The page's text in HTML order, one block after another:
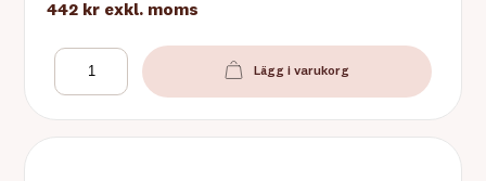
442 kr exkl. moms
Lägg i varukorg